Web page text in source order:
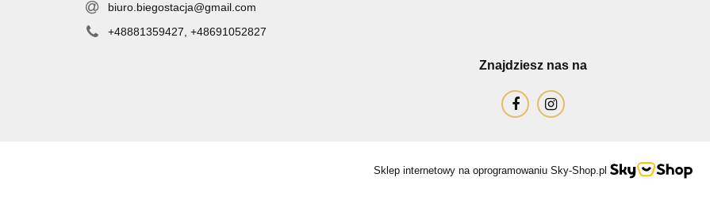
LA SPORTIVA
biuro.biegostacja@gmail.com
+48881359427, +48691052827
Znajdziesz nas na
Sklep internetowy na oprogramowaniu Sky-Shop.pl